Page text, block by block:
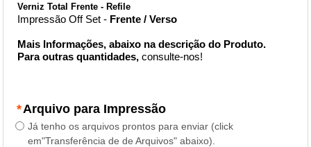
Verniz Total Frente - Refile
Impressão Off Set - Frente / Verso
Mais Informações, abaixo na descrição do Produto.
Para outras quantidades,consulte-nos!
*Arquivo para Impressão
Já tenho os arquivos prontos para enviar (click
em"Transferência de de Arquivos" abaixo).